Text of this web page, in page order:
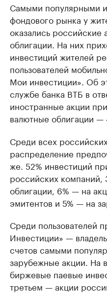
Самыми популярными
фондового рынка у
оказались российские
облигации. На них
инвестиций жителей
пользователей
Мои инвестиции». Об
службе банка ВТБ в
иностранные акции
валютные облигации —
Среди всех
распределение
же. 52% инвестиций
российских компаний,
облигации, 6% — на
эмитентов и 5% — на
Среди пользователей
Инвестиции» —
счетов самыми
зарубежные акции. На
биржевые паевые
третьем — акции